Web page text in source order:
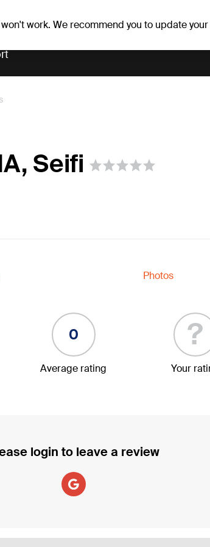
work. We recommend you to update
Seifi
Photos
0
Average rating
?
Your
login to leave a review